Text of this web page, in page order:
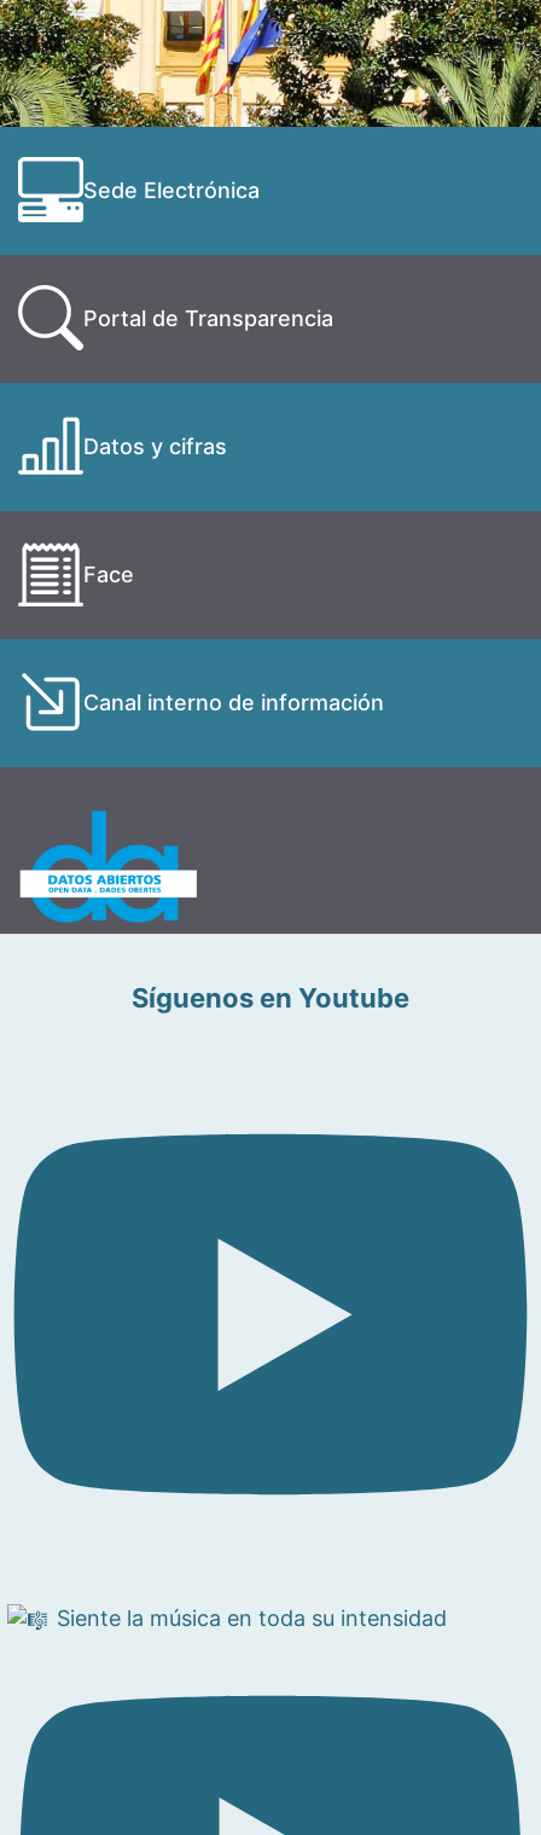
Sede Electrónica
Portal de Transparencia
Datos y cifras
Face
Canal interno de información
Síguenos en Youtube
Siente la música en toda su intensidad